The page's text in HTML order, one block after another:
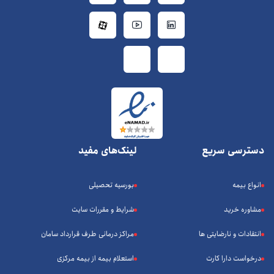
دسترسی سریع
انواع بیمه
مشاوره خرید
انتقادات و نارضایتی ها
درخواست دارا کارت
لینک‌های مفید
بورسیه تحصیلی
شرایط و مقررات سایت
مراکز درمانی طرف قرارداد سامان
استعلام بیمه از بیمه مرکزی